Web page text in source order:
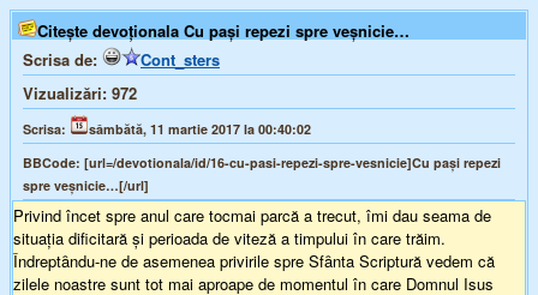
Citește devoționala Cu paşi repezi spre veşnicie…
Scrisa de:
Cont_sters
Vizualizări: 972
Scrisa:
sâmbătă, 11 martie 2017 la 00:40:02
BBCode: [url=/devotionala/id/16-cu-pasi-repezi-spre-vesnicie]Cu paşi repezi
spre veşnicie…[/url]
Privind încet spre anul care tocmai parcă a trecut, îmi dau seama de
situaţia dificitară şi perioada de viteză a timpului în care trăim.
Îndreptȃndu-ne de asemenea privirile spre Sfȃnta Scriptură vedem că
zilele noastre sunt tot mai aproape de momentul în care Domnul Isus